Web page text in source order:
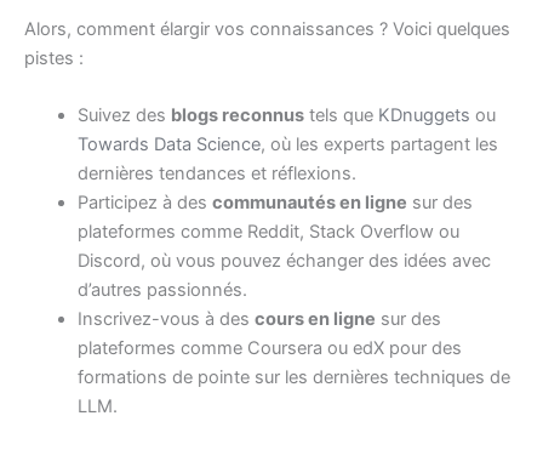
Alors, comment élargir vos connaissances ? Voici quelques
pistes :
Suivez des blogs reconnustels que KDnuggets ou
Towards Data Science, où les experts partagent les
dernières tendances et réflexions.
Participez à des communautés en ligne sur des
plateformes comme Reddit, Stack Overflow ou
Discord, où vous pouvez échanger des idées avec
d’autres passionnés.
Inscrivez-vous à des cours en ligne sur des
plateformes comme Coursera ou edX pour des
formations de pointe sur les dernières techniques de
LLM.